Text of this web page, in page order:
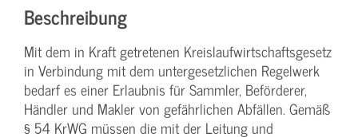
Beschreibung
Mit dem in Kraft getretenen Kreislaufwirtschaftsgesetz
in Verbindung mit dem untergesetzlichen Regelwerk
bedarf es einer Erlaubnis für Sammler, Beförderer,
Händler und Makler von gefährlichen Abfällen. Gemäß
§ 54 KrWG müssen die mit der Leitung und